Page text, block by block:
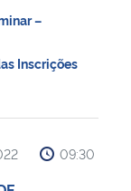
–
Inscrições
09:30